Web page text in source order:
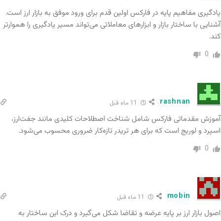
حجم معاملات در بازار فارکس استفاده می‌شود. چهار
نوع لات اصلی وجود دارد: لات استاندارد، مینی لات،
میکرو لات و نانو لات.
جفت ارز است. به عنوان مثال اگر شما یک لات
استاندارد در جفت ارز EUR/USD معامله کنید، در واقع
100,000 یورو خرید یا فروش کرده‌اید. مینی لات،
به عنوان مثال شما در حال خرید یک لات استاندارد از
جفت ارز EUR/USD با نرخ 1.2000 هستید. این به
یادگیری مفاهیم پایه در فارکس اولین قدم برای ورود موفق به بازار ارز است.
آشنایی با ساختار بازار و ابزارهای معاملاتی می‌تواند مسیر یادگیری را هموارتر
کند.
0
rashnan
آموزش مقدماتی فارکس شامل شناخت اصطلاحات کلیدی مانند جفت‌ارز،
اسپرد و لوریج است که برای هر تریدر تازه‌کار ضروری محسوب می‌شود.
0
mobin
اصول بازار ارز بر پایه عرضه و تقاضا شکل می‌گیرد و درک این ساختار به